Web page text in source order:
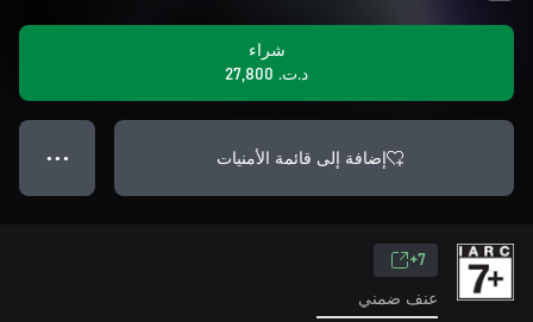
شراء
د.ت.‏ 27,800
إضافة إلى قائمة الأمنيات ● ● ●
7+
عنف ضمني